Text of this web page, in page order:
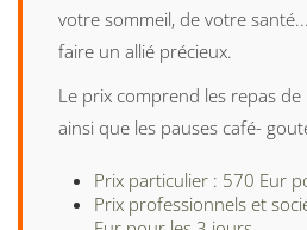
votre sommeil, de votre
faire un allié précieux.
Le prix comprend les repas
ainsi que les pauses café-
Prix particulier : 570 Eur
Prix professionnels et